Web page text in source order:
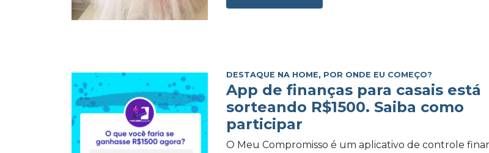
DESTAQUE NA HOME, POR ONDE EU COMEÇO?
App de finanças para casais está
sorteando R$1500. Saiba como
participar
O Meu Compromisso é um aplicativo de controle